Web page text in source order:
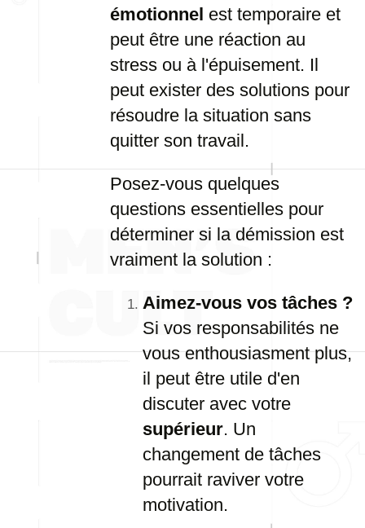
émotionnel est temporaire et
peut être une réaction au
stress ou à l'épuisement. Il
peut exister des solutions pour
résoudre la situation sans
quitter son travail.
Posez-vous quelques
questions essentielles pour
déterminer si la démission est
vraiment la solution :
Aimez-vous vos tâches ?
Si vos responsabilités ne
vous enthousiasment plus,
il peut être utile d'en
discuter avec votre
supérieur. Un
changement de tâches
pourrait raviver votre
motivation.